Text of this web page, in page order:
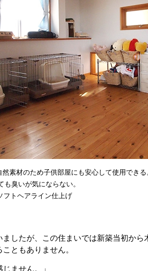
素材のため子供部屋にも安心して使用できる
も臭いが気にならない。
トヘアライン仕上げ
したが、この住まいでは新築当初か
ともありません。
ません。」